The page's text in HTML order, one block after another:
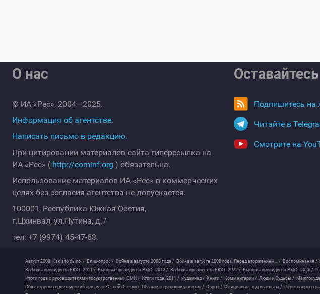
О нас
© ИА «Рес», 2004—2025.
Информация об агентстве.
Написать письмо в редакцию.
При цитировании материалов сайта гиперссылка на
ИА «Рес» ( http://cominf.org ) обязательна.
Использование материалов ИА «Рес» в коммерческих
целях без согласия агентства не допускается.
100001, Республика Южная Осетия,
г.Цхинвал, ул.Путина, д.7
тел: +7 (9974) 45-47-63.
Подпишитесь на
Читайте в
Смотрите на
Август 2008. Как это было. / Блиц-опрос / Война в августе 2008 года / Война в августе 2008 года. Перед вторжением... / Воспоминания /
Выборы президента РЮО - 2011 / Выборы президента РЮО - 2012 / Выборы президента РЮО - 2022 / Выборы президента РЮО - 2026 /
Итоги года с руководителями государственных СМИ / Итоги года. 2011 / Иудзинад / Книги / Комментарии / Люди и Судьбы /
Общественно-политический кризис в Южной Осетии / Обычаи и традиции у осетин / Опрос / Официальные документы / Переговоры в